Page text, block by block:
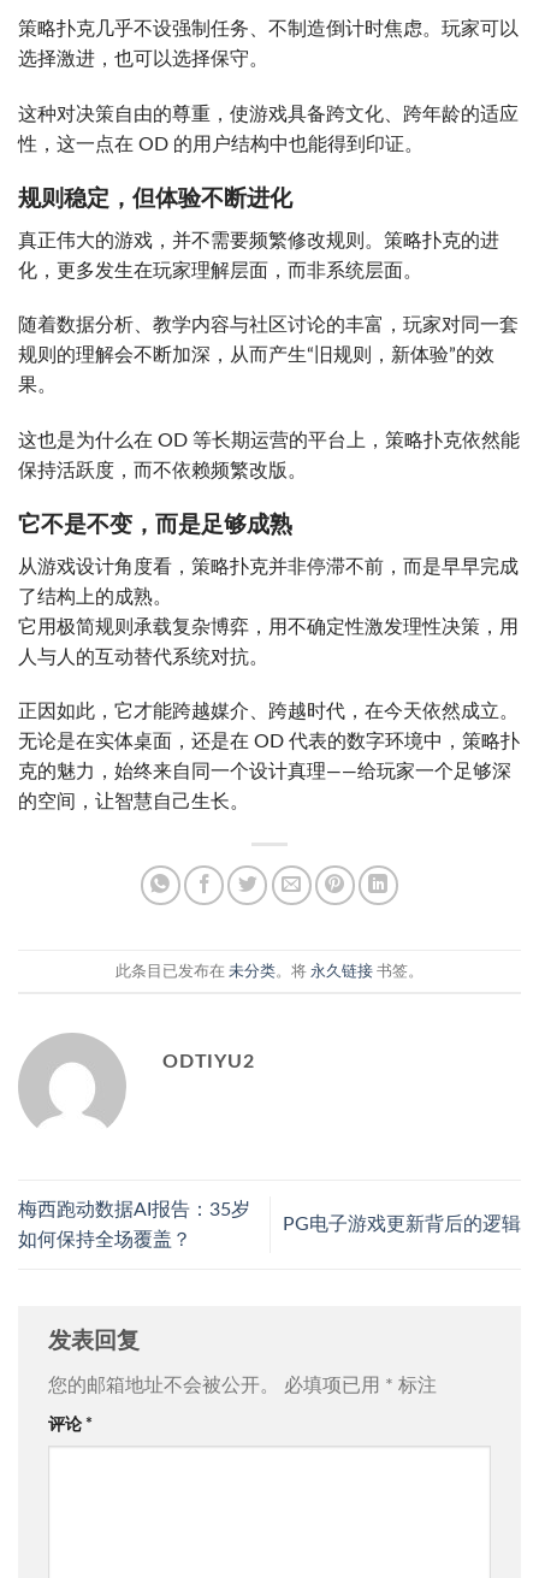
策略扑克几乎不设强制任务、不制造倒计时焦虑。玩家可以
选择激进，也可以选择保守。
这种对决策自由的尊重，使游戏具备跨文化、跨年龄的适应
性，这一点在 OD 的用户结构中也能得到印证。
规则稳定，但体验不断进化
真正伟大的游戏，并不需要频繁修改规则。策略扑克的进
化，更多发生在玩家理解层面，而非系统层面。
随着数据分析、教学内容与社区讨论的丰富，玩家对同一套
规则的理解会不断加深，从而产生“旧规则，新体验”的效
果。
这也是为什么在 OD 等长期运营的平台上，策略扑克依然能
保持活跃度，而不依赖频繁改版。
它不是不变，而是足够成熟
从游戏设计角度看，策略扑克并非停滞不前，而是早早完成
了结构上的成熟。
它用极简规则承载复杂博弈，用不确定性激发理性决策，用
人与人的互动替代系统对抗。
正因如此，它才能跨越媒介、跨越时代，在今天依然成立。
无论是在实体桌面，还是在 OD 代表的数字环境中，策略扑
克的魅力，始终来自同一个设计真理——给玩家一个足够深
的空间，让智慧自己生长。
此条目已发布在 未分类。将 永久链接 书签。
ODTIYU2
梅西跑动数据AI报告：35岁
如何保持全场覆盖？
PG电子游戏更新背后的逻辑
发表回复
您的邮箱地址不会被公开。 必填项已用 * 标注
评论 *